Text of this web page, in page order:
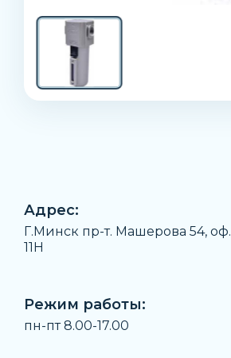
Адрес:
Г.Минск пр-т. Машерова 54, оф.
11H
Режим работы:
пн-пт 8.00-17.00